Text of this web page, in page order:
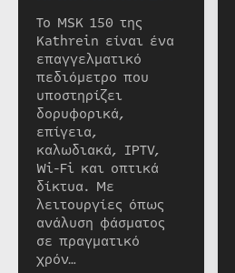
Το MSK 150 της
Kathrein είναι ένα
επαγγελματικό
πεδιόμετρο που
υποστηρίζει
δορυφορικά,
επίγεια,
καλωδιακά, IPTV,
Wi-Fi και οπτικά
δίκτυα. Με
λειτουργίες όπως
ανάλυση φάσματος
σε πραγματικό
χρόν…